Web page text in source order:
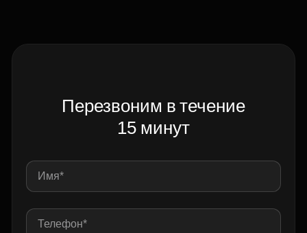
Перезвоним в течение
15 минут